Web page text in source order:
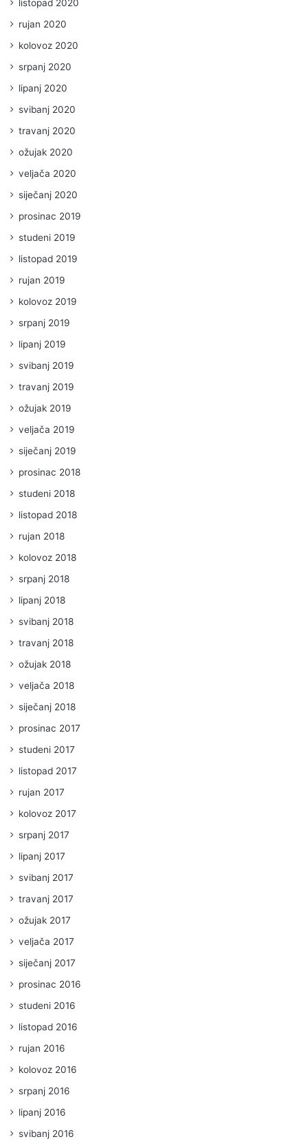
listopad 2020
rujan 2020
kolovoz 2020
srpanj 2020
lipanj 2020
svibanj 2020
travanj 2020
ožujak 2020
veljača 2020
siječanj 2020
prosinac 2019
studeni 2019
listopad 2019
rujan 2019
kolovoz 2019
srpanj 2019
lipanj 2019
svibanj 2019
travanj 2019
ožujak 2019
veljača 2019
siječanj 2019
prosinac 2018
studeni 2018
listopad 2018
rujan 2018
kolovoz 2018
srpanj 2018
lipanj 2018
svibanj 2018
travanj 2018
ožujak 2018
veljača 2018
siječanj 2018
prosinac 2017
studeni 2017
listopad 2017
rujan 2017
kolovoz 2017
srpanj 2017
lipanj 2017
svibanj 2017
travanj 2017
ožujak 2017
veljača 2017
siječanj 2017
prosinac 2016
studeni 2016
listopad 2016
rujan 2016
kolovoz 2016
srpanj 2016
lipanj 2016
svibanj 2016